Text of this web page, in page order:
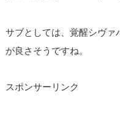
サブとしては、覚醒シヴァ
が良さそうですね。
スポンサーリンク